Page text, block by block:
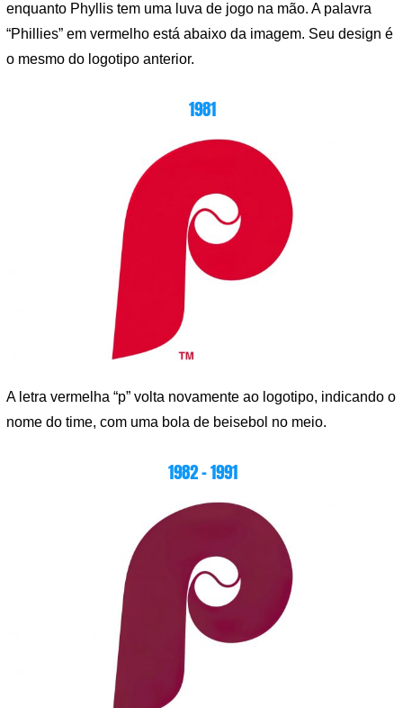
enquanto Phyllis tem uma luva de jogo na mão. A palavra
“Phillies” em vermelho está abaixo da imagem. Seu design é
o mesmo do logotipo anterior.
1981
A letra vermelha “p” volta novamente ao logotipo, indicando o
nome do time, com uma bola de beisebol no meio.
1982 – 1991